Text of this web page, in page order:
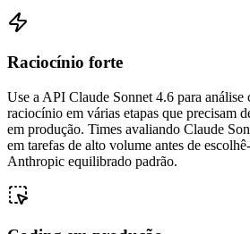
Raciocínio forte
Use a API Claude Sonnet 4.6 para análise
raciocínio em várias etapas que precisam
em produção. Times avaliando Claude
em tarefas de alto volume antes de
Anthropic equilibrado padrão.